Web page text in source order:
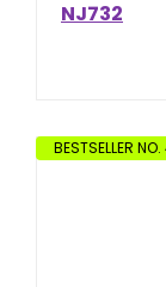
NJ732
BESTSELLER